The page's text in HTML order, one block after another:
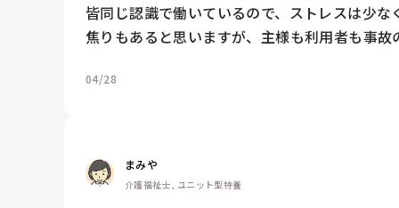
皆同じ認識で働いているので、ストレスは少な
焦りもあると思いますが、主様も利用者も事
04/28
まみや
介護福祉士, ユニット型特養